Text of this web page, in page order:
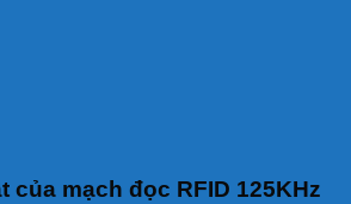
của mạch đọc RFID 125KHz